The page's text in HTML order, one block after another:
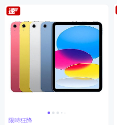
限時狂降